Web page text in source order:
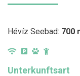
Hévíz Seebad: 700
Unterkunftsart